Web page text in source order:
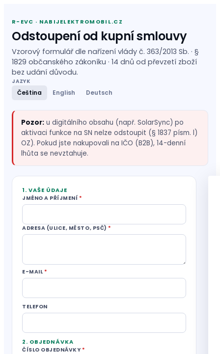
R-EVC · NABIJELEKTROMOBIL.CZ
Odstoupení od kupní smlouvy
Vzorový formulář dle nařízení vlády č. 363/2013 Sb. · §
1829 občanského zákoníku · 14 dnů od převzetí zboží
bez udání důvodu.
JAZYK
Čeština English Deutsch
Pozor: u digitálního obsahu (např. SolarSync) po
aktivaci funkce na SN nelze odstoupit (§ 1837 písm. l)
OZ). Pokud jste nakupovali na IČO (B2B), 14-denní
lhůta se nevztahuje.
1. VAŠE ÚDAJE
JMÉNO A PŘÍJMENÍ *
ADRESA (ULICE, MĚSTO, PSČ) *
E-MAIL *
TELEFON
2. OBJEDNÁVKA
ČÍSLO OBJEDNÁVKY *